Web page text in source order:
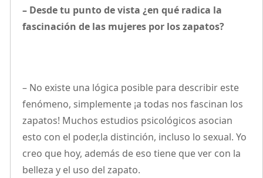
– Desde tu punto de vista ¿en qué radica la
fascinación de las mujeres por los zapatos?
– No existe una lógica posible para describir este
fenómeno, simplemente ¡a todas nos fascinan los
zapatos! Muchos estudios psicológicos asocian
esto con el poder,la distinción, incluso lo sexual. Yo
creo que hoy, además de eso tiene que ver con la
belleza y el uso del zapato.